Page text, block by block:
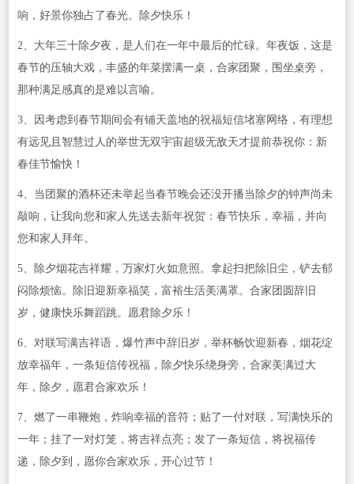
响，好景你独占了春光。除夕快乐！
2、大年三十除夕夜，是人们在一年中最后的忙碌。年夜饭，这是
春节的压轴大戏，丰盛的年菜摆满一桌，合家团聚，围坐桌旁，
那种满足感真的是难以言喻。
3、因考虑到春节期间会有铺天盖地的祝福短信堵塞网络，有理想
有远见且智慧过人的举世无双宇宙超级无敌天才提前恭祝你：新
春佳节愉快！
4、当团聚的酒杯还未举起当春节晚会还没开播当除夕的钟声尚未
敲响，让我向您和家人先送去新年祝贺：春节快乐，幸福，并向
您和家人拜年。
5、除夕烟花吉祥耀，万家灯火如意照。拿起扫把除旧尘，铲去郁
闷除烦恼。除旧迎新幸福笑，富裕生活美满罩。合家团圆辞旧
岁，健康快乐舞蹈跳。愿君除夕乐！
6、对联写满吉祥语，爆竹声中辞旧岁，举杯畅饮迎新春，烟花绽
放幸福年，一条短信传祝福，除夕快乐绕身旁，合家美满过大
年，除夕，愿君合家欢乐！
7、燃了一串鞭炮，炸响幸福的音符；贴了一付对联，写满快乐的
一年；挂了一对灯笼，将吉祥点亮；发了一条短信，将祝福传
递，除夕到，愿你合家欢乐，开心过节！